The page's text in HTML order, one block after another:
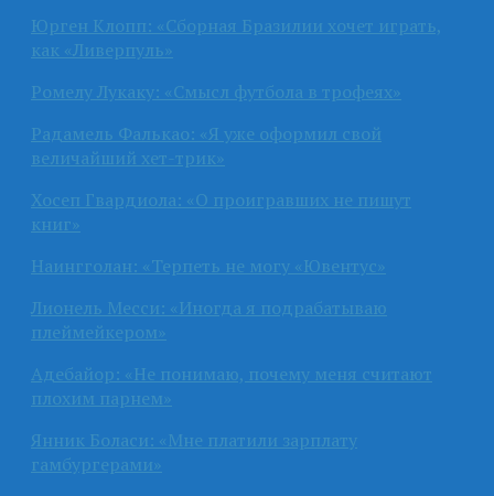
Юрген Клопп: «Сборная Бразилии хочет играть,
как «Ливерпуль»
Ромелу Лукаку: «Смысл футбола в трофеях»
Радамель Фалькао: «Я уже оформил свой
величайший хет-трик»
Хосеп Гвардиола: «О проигравших не пишут
книг»
Наингголан: «Терпеть не могу «Ювентус»
Лионель Месси: «Иногда я подрабатываю
плеймейкером»
Адебайор: «Не понимаю, почему меня считают
плохим парнем»
Янник Боласи: «Мне платили зарплату
гамбургерами»